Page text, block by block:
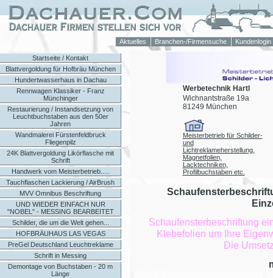
Aktuelles Branchen-/Firmensuche Kundenlogin
Startseite / Kontakt
Blattvergoldung für Hofbräu München
Hundertwasserhaus in Dachau
Rennwagen Klassiker - Franz
Münchinger
Restaurierung / Instandsetzung von
Leuchtbuchstaben aus den 50er
Jahren
Wandmalerei Fürstenfeldbruck
Fliegenpilz
24K Blattvergoldung Likörflasche mit
Schrift
Handwerk vom Meisterbetrieb.....
Tauchflaschen Lackierung / AirBrush
MVV Omnibus Beschriftung
UND WIEDER EINFACH NUR
"NOBEL" - MESSING BEARBEITET
Schilder, die um die Welt gehen...
HOFBRÄUHAUS LAS VEGAS
PreGel Deutschland Leuchtreklame
Schrift in Messing
Demontage von Buchstaben - 20 m
Länge
Werbetechnik Hartl
Wichnantstraße 19a
81249 München
Meisterbetrieb für Schilder-
und
Lichtreklameherstellung,
Magnetfolien,
Lacktechniken,
Profilbuchstaben etc.
Schaufensterbeschriftung
Klebefolien um Ihre
Die